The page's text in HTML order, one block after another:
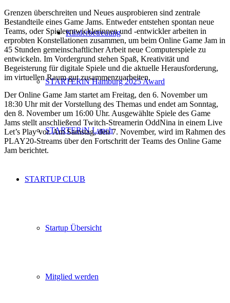
Kinderbetreuung
STARTERiN Hamburg 2025 Award
STARTERiN Lunch
STARTUP CLUB
Startup Übersicht
Mitglied werden
Grenzen überschreiten und Neues ausprobieren sind zentrale
Bestandteile eines Game Jams. Entweder entstehen spontan neue
Teams, oder Spieleentwicklerinnen und -entwickler arbeiten in
erprobten Konstellationen zusammen, um beim Online Game Jam in
45 Stunden gemeinschaftlicher Arbeit neue Computerspiele zu
entwickeln. Im Vordergrund stehen Spaß, Kreativität und
Begeisterung für digitale Spiele und die aktuelle Herausforderung,
im virtuellen Raum gut zusammenzuarbeiten.
Der Online Game Jam startet am Freitag, den 6. November um
18:30 Uhr mit der Vorstellung des Themas und endet am Sonntag,
den 8. November um 16:00 Uhr. Ausgewählte Spiele des Game
Jams stellt anschließend Twitch-Streamerin OddNina in einem Live
Let’s Play vor. Am Samstag, den 7. November, wird im Rahmen des
PLAY20-Streams über den Fortschritt der Teams des Online Game
Jam berichtet.